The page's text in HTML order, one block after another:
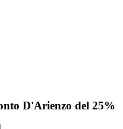
D'Arienzo del 25%